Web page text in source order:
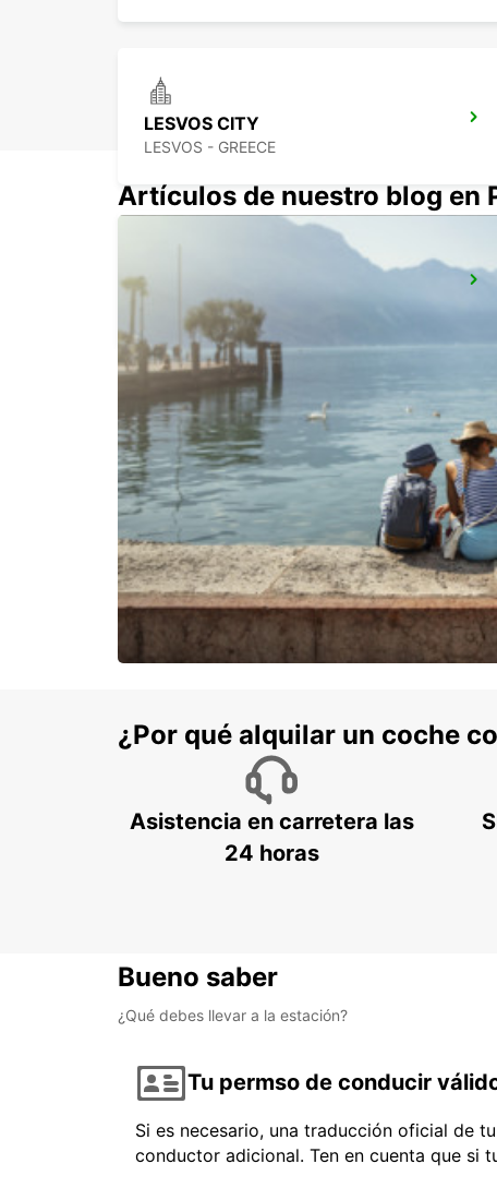
LESVOS CITY
LESVOS - GREECE
KAVALA AIRPORT
KAVALA - GREECE
Artículos de nuestro blog en
¿Por qué alquilar un coche
Asistencia en carretera las
24 horas
Bueno saber
¿Qué debes llevar a la estación?
Tu permso de conducir
Si es necesario, una traducción oficial de
conductor adicional. Ten en cuenta que si